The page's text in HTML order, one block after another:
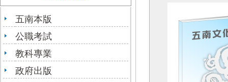
五南本版
公職考試
教科專業
政府出版